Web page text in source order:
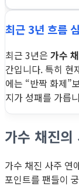
최근 3년 흐름
최근 3년은 가수
간입니다. 특히 현
에는 “반짝 화제”
지가 성패를 가릅
가수 채진
가수 채진 사주 연
포인트를 팬들이